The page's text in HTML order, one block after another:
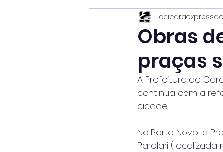
Página2 Itanhaém
Obras
praças
caicaraexpressao
A Prefeitura de
continua com a
cidade.
No Porto Novo, a
Parolari (localizada